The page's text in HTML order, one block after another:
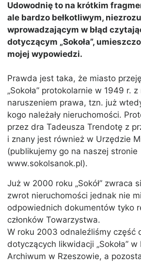
Udowodnię to na krótkim
ale bardzo bełkotliwym,
wprowadzającym w błąd
dotyczącym „Sokoła”,
mojej wypowiedzi.
Prawda jest taka, że miasto
„Sokoła” protokolarnie w 1949 r.
naruszeniem prawa, tzn. już
kogo należały nieruchomości.
przez dra Tadeusza Trendotę z
i znany jest również w Urzędzie
(publikujemy go na naszej stronie
www.sokolsanok.pl).
Już w 2000 roku „Sokół” zwraca
zwrot nieruchomości jednak nie
odpowiednich dokumentów tyko
członków Towarzystwa.
W roku 2003 odnaleźliśmy część
dotyczących likwidacji „Sokoła”
Archiwum w Rzeszowie, a